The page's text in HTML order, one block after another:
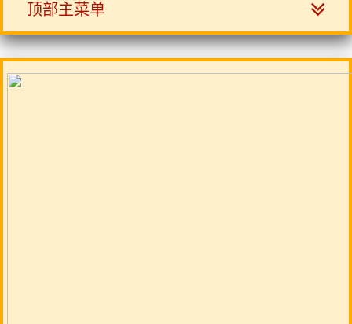
顶部主菜单